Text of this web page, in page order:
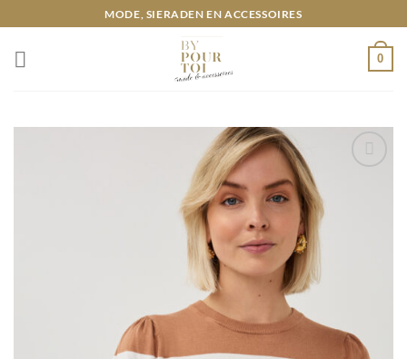
naar
inhoud
MODE, SIERADEN EN ACCESSOIRES
0